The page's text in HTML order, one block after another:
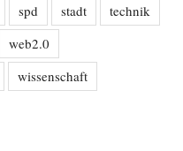
spd stadt
technik
web2.0
wissenschaft